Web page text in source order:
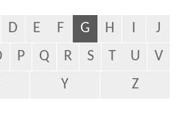
D E F G H
J
P Q R S T U
V
Y Z